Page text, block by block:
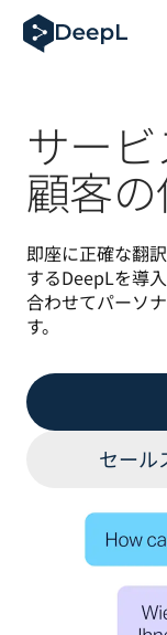
AIエージェント向
DeepL
エンタープライ
DeepLにおける
高品質なテキス
サー
顧客
即座に正確な翻
するDeepLを導
合わせてパーソ
す。
セール